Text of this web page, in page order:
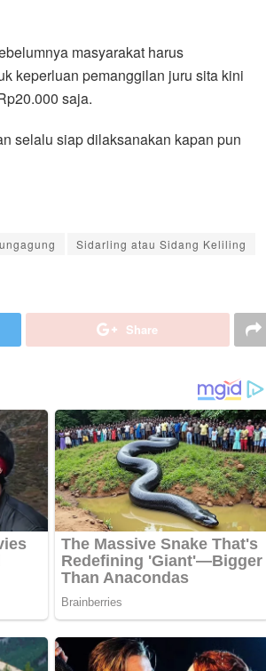
masyarakat harus
keperluan pemanggilan juru sita kini
saja.
selalu siap dilaksanakan kapan pun
Sidarling atau Sidang Keliling
Share